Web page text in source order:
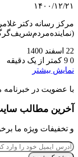
۱۴۰۰/۱۲/۲۱
مرکز رسانه دکتر
22 اسفند 1400
0
کمتر از یک دقیقه
نمایش بیشتر
با عضویت در خبرنامه
آخرین مطالب
و تخفیفات ویژه ما
آدرس